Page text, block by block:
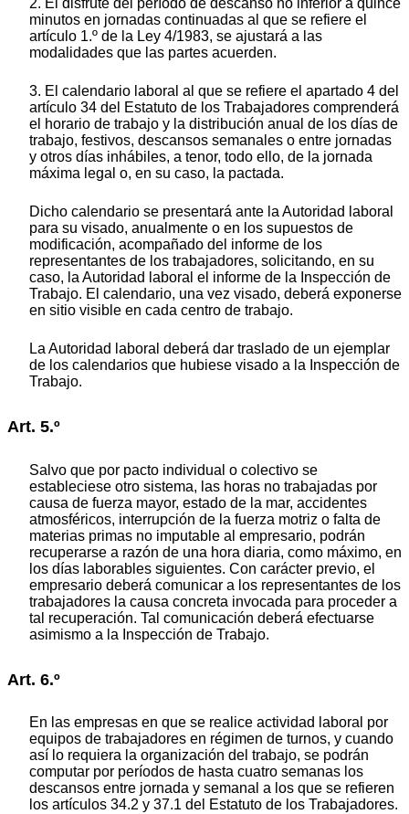
2. El disfrute del período de descanso no inferior a quince
minutos en jornadas continuadas al que se refiere el
artículo 1.º de la Ley 4/1983, se ajustará a las
modalidades que las partes acuerden.
3. El calendario laboral al que se refiere el apartado 4 del
artículo 34 del Estatuto de los Trabajadores comprenderá
el horario de trabajo y la distribución anual de los días de
trabajo, festivos, descansos semanales o entre jornadas
y otros días inhábiles, a tenor, todo ello, de la jornada
máxima legal o, en su caso, la pactada.
Dicho calendario se presentará ante la Autoridad laboral
para su visado, anualmente o en los supuestos de
modificación, acompañado del informe de los
representantes de los trabajadores, solicitando, en su
caso, la Autoridad laboral el informe de la Inspección de
Trabajo. El calendario, una vez visado, deberá exponerse
en sitio visible en cada centro de trabajo.
La Autoridad laboral deberá dar traslado de un ejemplar
de los calendarios que hubiese visado a la Inspección de
Trabajo.
Art. 5.º
Salvo que por pacto individual o colectivo se
estableciese otro sistema, las horas no trabajadas por
causa de fuerza mayor, estado de la mar, accidentes
atmosféricos, interrupción de la fuerza motriz o falta de
materias primas no imputable al empresario, podrán
recuperarse a razón de una hora diaria, como máximo, en
los días laborables siguientes. Con carácter previo, el
empresario deberá comunicar a los representantes de los
trabajadores la causa concreta invocada para proceder a
tal recuperación. Tal comunicación deberá efectuarse
asimismo a la Inspección de Trabajo.
Art. 6.º
En las empresas en que se realice actividad laboral por
equipos de trabajadores en régimen de turnos, y cuando
así lo requiera la organización del trabajo, se podrán
computar por períodos de hasta cuatro semanas los
descansos entre jornada y semanal a los que se refieren
los artículos 34.2 y 37.1 del Estatuto de los Trabajadores.